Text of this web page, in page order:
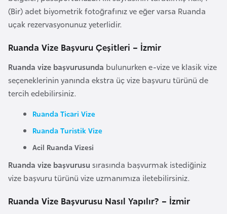
(Bir) adet biyometrik fotoğrafınız ve eğer varsa Ruanda
uçak rezervasyonunuz yeterlidir.
Ruanda Vize Başvuru Çeşitleri – İzmir
Ruanda vize başvurusunda bulunurken e-vize ve klasik vize
seçeneklerinin yanında ekstra üç vize başvuru türünü de
tercih edebilirsiniz.
Ruanda Ticari Vize
Ruanda Turistik Vize
Acil Ruanda Vizesi
Ruanda vize başvurusu sırasında başvurmak istediğiniz
vize başvuru türünü vize uzmanımıza iletebilirsiniz.
Ruanda Vize Başvurusu Nasıl Yapılır? – İzmir
F
a
o
Ç
a
m